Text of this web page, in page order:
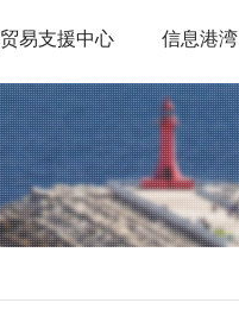
贸易支援中心 信息港湾